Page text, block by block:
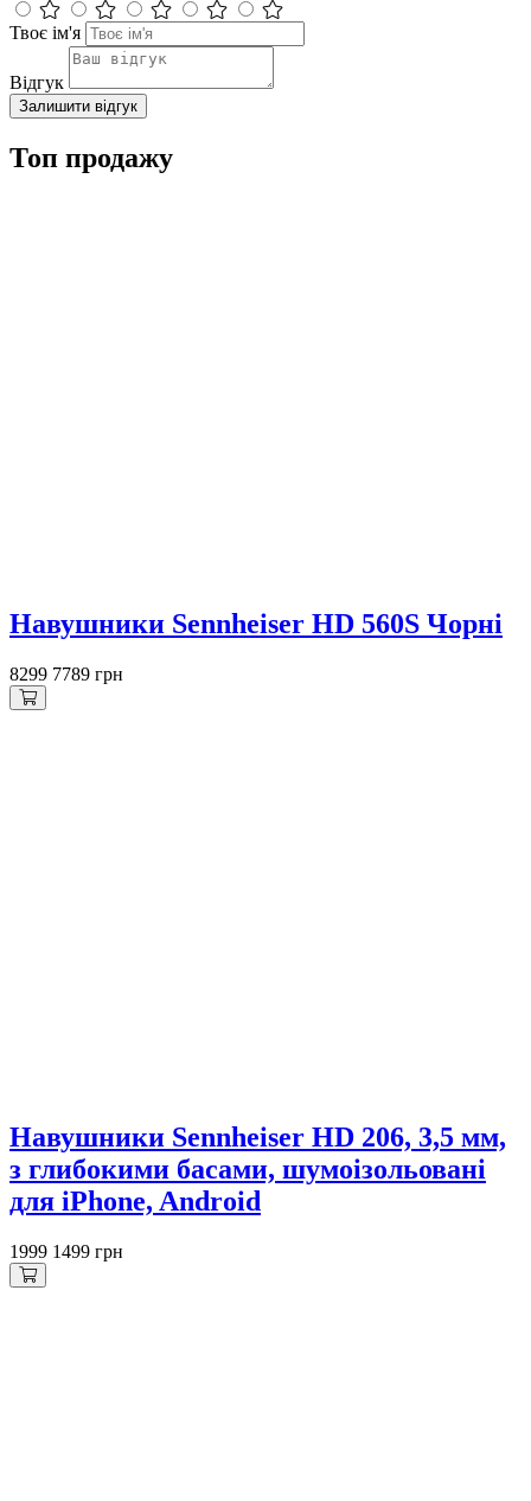
Твоє ім'я
Відгук
Залишити відгук
Топ продажу
Навушники Sennheiser HD 560S Чорні
8299 7789 грн
Навушники Sennheiser HD 206, 3,5 мм,
з глибокими басами, шумоізольовані
для iPhone, Android
1999 1499 грн